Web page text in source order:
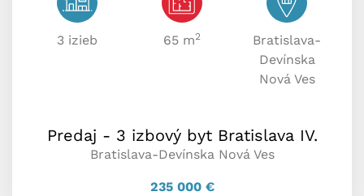
3 izieb 65 m2
Bratislava-
Devínska
Nová Ves
Predaj - 3 izbový byt Bratislava IV.
Bratislava-Devínska Nová Ves
235 000 €